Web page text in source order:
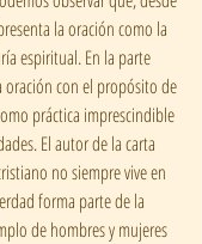
la oración como la
espiritual. En la parte
con el propósito de
práctica imprescindible
El autor de la carta
no siempre vive en
forma parte de la
de hombres y mujeres